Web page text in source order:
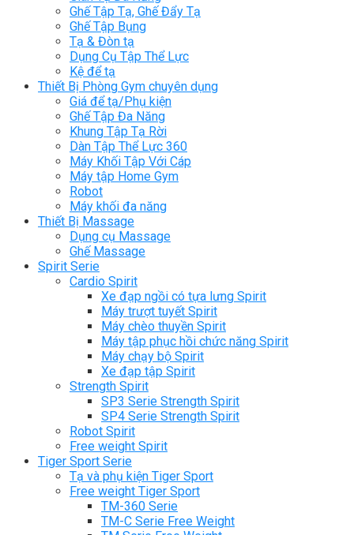
Ghế Tập Tạ, Ghế Đẩy Tạ
Ghế Tập Bụng
Tạ & Đòn tạ
Dụng Cụ Tập Thể Lực
Kệ để tạ
Thiết Bị Phòng Gym chuyên dụng
Giá để tạ/Phụ kiện
Ghế Tập Đa Năng
Khung Tập Tạ Rời
Dàn Tập Thể Lực 360
Máy Khối Tập Với Cáp
Máy tập Home Gym
Robot
Máy khối đa năng
Thiết Bị Massage
Dụng cụ Massage
Ghế Massage
Spirit Serie
Cardio Spirit
Xe đạp ngồi có tựa lưng Spirit
Máy trượt tuyết Spirit
Máy chèo thuyền Spirit
Máy tập phục hồi chức năng Spirit
Máy chạy bộ Spirit
Xe đạp tập Spirit
Strength Spirit
SP3 Serie Strength Spirit
SP4 Serie Strength Spirit
Robot Spirit
Free weight Spirit
Tiger Sport Serie
Tạ và phụ kiện Tiger Sport
Free weight Tiger Sport
TM-360 Serie
TM-C Serie Free Weight